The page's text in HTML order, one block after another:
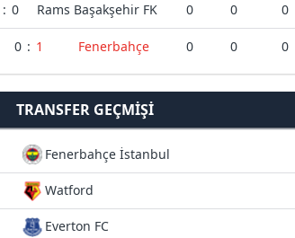
: 0 Rams Başakşehir FK 0 0 0
0 : 1 Fenerbahçe 0 0 0
TRANSFER GEÇMIŞI
Fenerbahçe İstanbul
Watford
Everton FC